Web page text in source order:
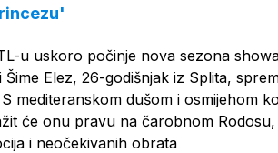
u uskoro počinje nova sezona
Elez, 26-godišnjak iz Splita,
mediteranskom dušom i osmijehom
će onu pravu na čarobnom Rodosu,
i neočekivanih obrata